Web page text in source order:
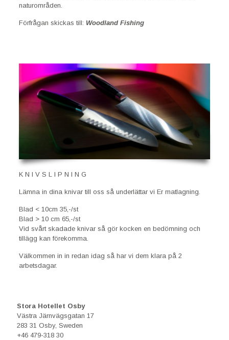
naturområden.
Förfrågan skickas till: Woodland Fishing
K N I V S L I P N I N G
Lämna in dina knivar till oss så underlättar vi Er matlagning.
Blad < 10cm 35,-/st
Blad > 10 cm 65,-/st
Vid svårt skadade knivar så gör kocken en bedömning och
tillägg kan förekomma.
Välkommen in in redan idag så har vi dem klara på 2
arbetsdagar.
Stora Hotellet Osby
Västra Järnvägsgatan 17
283 31 Osby, Sweden
+46 479-318 30